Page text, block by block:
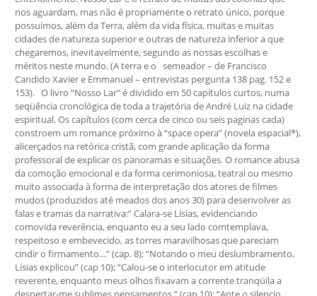
nos aguardam, mas não é propriamente o retrato único, porque
possuímos, além da Terra, além da vida física, muitas e muitas
cidades de natureza superior e outras de natureza inferior a que
chegaremos, inevitavelmente, segundo as nossas escolhas e
méritos neste mundo. (A terra e o semeador – de Francisco
Candido Xavier e Emmanuel – entrevistas pergunta 138 pag. 152 e
153). O livro “Nosso Lar” é dividido em 50 capítulos curtos, numa
seqüência cronológica de toda a trajetória de André Luiz na cidade
espiritual. Os capítulos (com cerca de cinco ou seis paginas cada)
constroem um romance próximo à “space opera” (novela espacial*),
alicerçados na retórica cristã, com grande aplicação da forma
professoral de explicar os panoramas e situações. O romance abusa
da comoção emocional e da forma cerimoniosa, teatral ou mesmo
muito associada à forma de interpretação dos atores de filmes
mudos (produzidos até meados dos anos 30) para desenvolver as
falas e tramas da narrativa:” Calara-se Lísias, evidenciando
comovida reverência, enquanto eu a seu lado comtemplava,
respeitoso e embevecido, as torres maravilhosas que pareciam
cindir o firmamento…” (cap. 8); “Notando o meu deslumbramento,
Lísias explicou” (cap 10); “Calou-se o interlocutor em atitude
reverente, enquanto meus olhos fixavam a corrente tranqüila a